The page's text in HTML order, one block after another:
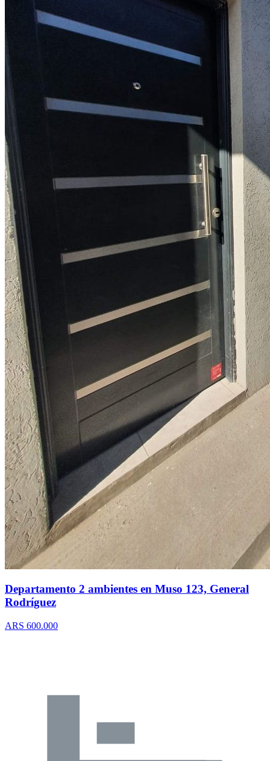
Departamento 2 ambientes en Muso 123, General
Rodríguez
ARS 600.000